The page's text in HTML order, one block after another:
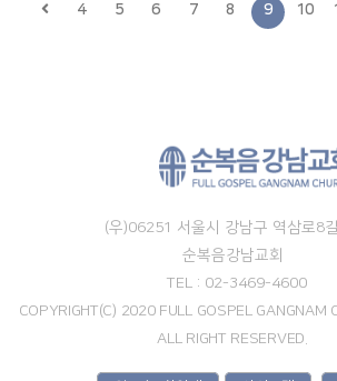
4 5 6 7 8 9 10
(우)06251 서울시 강남구 역삼로8
순복음강남교회
TEL : 02-3469-4600
COPYRIGHT(C) 2020 FULL GOSPEL GANGNAM
ALL RIGHT RESERVED.